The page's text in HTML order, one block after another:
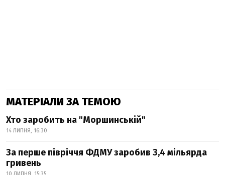
МАТЕРІАЛИ ЗА ТЕМОЮ
Хто заробить на "Моршинській"
14 ЛИПНЯ, 16:30
За перше півріччя ФДМУ заробив 3,4 мільярда
гривень